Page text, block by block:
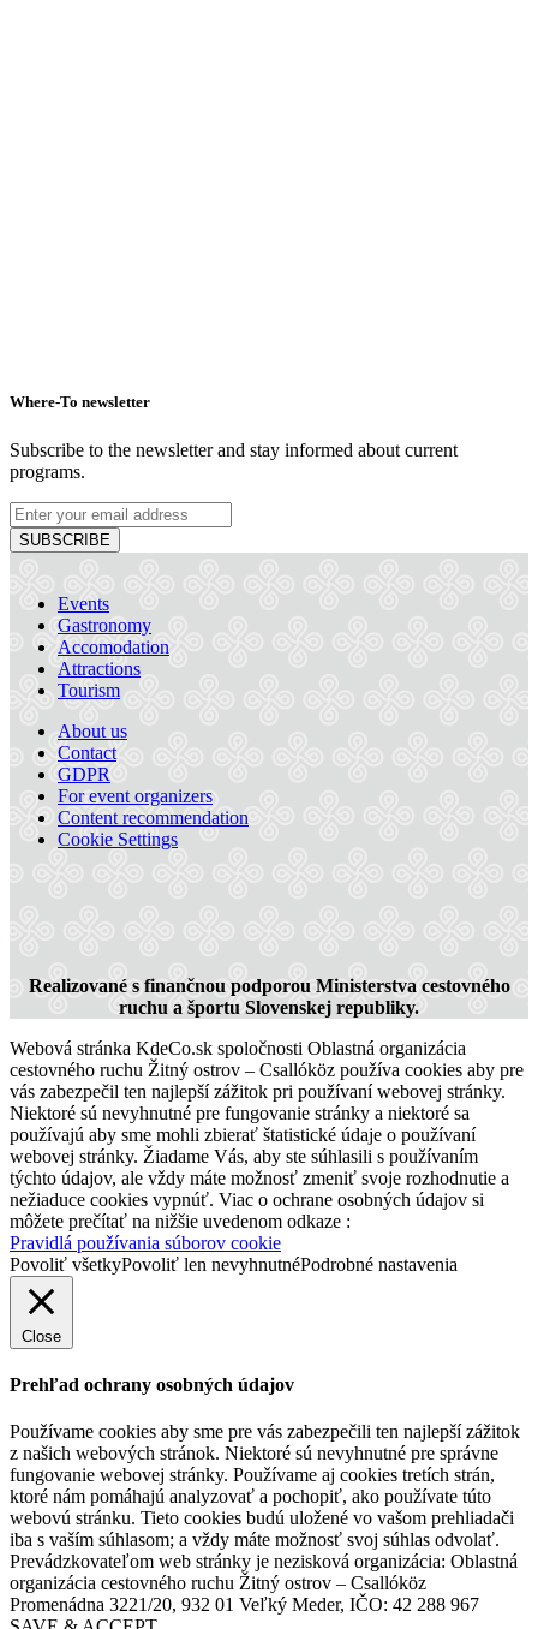
APANI
Šamorín
Restaurant and pizzeria
Where-To newsletter
Subscribe to the newsletter and stay informed about current
programs.
SUBSCRIBE
Events
Gastronomy
Accomodation
Attractions
Tourism
About us
Contact
GDPR
For event organizers
Content recommendation
Cookie Settings
Realizované s finančnou podporou Ministerstva cestovného
ruchu a športu Slovenskej republiky.
Webová stránka KdeCo.sk spoločnosti Oblastná organizácia
cestovného ruchu Žitný ostrov – Csallóköz používa cookies aby pre
vás zabezpečil ten najlepší zážitok pri používaní webovej stránky.
Niektoré sú nevyhnutné pre fungovanie stránky a niektoré sa
používajú aby sme mohli zbierať štatistické údaje o používaní
webovej stránky. Žiadame Vás, aby ste súhlasili s používaním
týchto údajov, ale vždy máte možnosť zmeniť svoje rozhodnutie a
nežiaduce cookies vypnúť. Viac o ochrane osobných údajov si
môžete prečítať na nižšie uvedenom odkaze :
Pravidlá používania súborov cookie
Povoliť všetkyPovoliť len nevyhnutnéPodrobné nastavenia
Close
Prehľad ochrany osobných údajov
Používame cookies aby sme pre vás zabezpečili ten najlepší zážitok
z našich webových stránok. Niektoré sú nevyhnutné pre správne
fungovanie webovej stránky. Používame aj cookies tretích strán,
ktoré nám pomáhajú analyzovať a pochopiť, ako používate túto
webovú stránku. Tieto cookies budú uložené vo vašom prehliadači
iba s vaším súhlasom; a vždy máte možnosť svoj súhlas odvolať.
Prevádzkovateľom web stránky je nezisková organizácia: Oblastná
organizácia cestovného ruchu Žitný ostrov – Csallóköz
Promenádna 3221/20, 932 01 Veľký Meder, IČO: 42 288 967